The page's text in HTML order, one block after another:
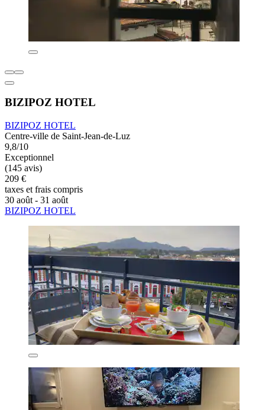
BIZIPOZ HOTEL
BIZIPOZ HOTEL
Centre-ville de Saint-Jean-de-Luz
9,8/10
Exceptionnel
(145 avis)
209 €
taxes et frais compris
30 août - 31 août
BIZIPOZ HOTEL